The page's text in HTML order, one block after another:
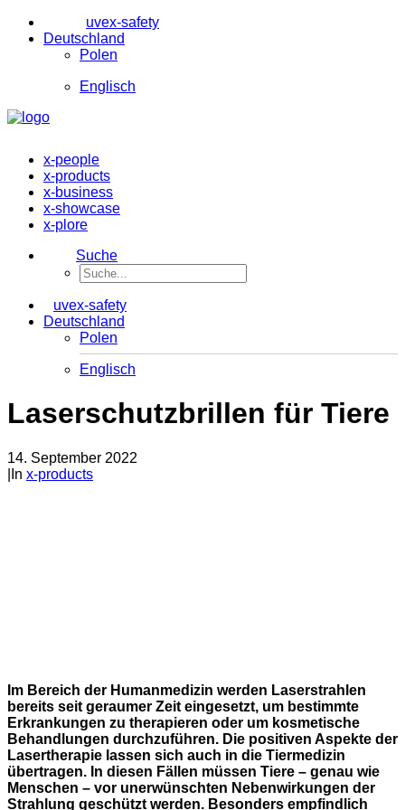
uvex-safety
Deutschland
Polen
Englisch
x-people
x-products
x-business
x-showcase
x-plore
Suche
uvex-safety
Deutschland
Polen
Englisch
Laserschutzbrillen für Tiere
14. September 2022
In x-products
Im Bereich der Humanmedizin werden Laserstrahlen
bereits seitgeraumer Zeit eingesetzt, um bestimmte
Erkrankungen zu therapieren oder um kosmetische
Behandlungen durchzuführen. Die positiven Aspekte der
Lasertherapie lassen sich auch in d ie Tiermedizin
übertragen. In diesen Fällen müssen Tiere – genau wie
Menschen – vor unerwünschten Nebenwirkungen der
Strahlung geschützt werden. Besonders empfindlich